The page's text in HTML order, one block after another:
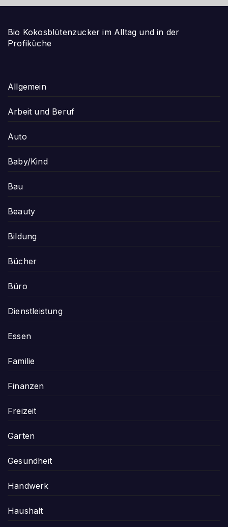
Bio Kokosblütenzucker im Alltag und in der
Profiküche
Allgemein
Arbeit und Beruf
Auto
Baby/Kind
Bau
Beauty
Bildung
Bücher
Büro
Dienstleistung
Essen
Familie
Finanzen
Freizeit
Garten
Gesundheit
Handwerk
Haushalt